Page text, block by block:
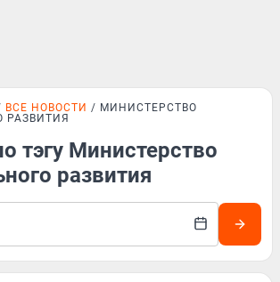
ВСЕ НОВОСТИ
МИНИСТЕРСТВО
РАЗВИТИЯ
тэгу Министерство
развития